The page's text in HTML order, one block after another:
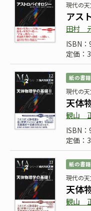
現代の
アス
田村
ISBN
定価：
紙の書籍
現代の
天体
観山
ISBN
定価：
紙の書籍
現代の天
天体
観山